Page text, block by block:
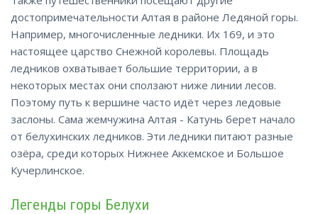
достопримечательности Алтая в районе Ледяной горы.
Например, многочисленные ледники. Их 169, и это
настоящее царство Снежной королевы. Площадь
ледников охватывает большие территории, а в
некоторых местах они сползают ниже линии лесов.
Поэтому путь к вершине часто идёт через ледовые
заслоны. Сама жемчужина Алтая - Катунь берет начало
от белухинских ледников. Эти ледники питают разные
озёра, среди которых Нижнее Аккемское и Большое
Кучерлинское.
Легенды горы Белухи